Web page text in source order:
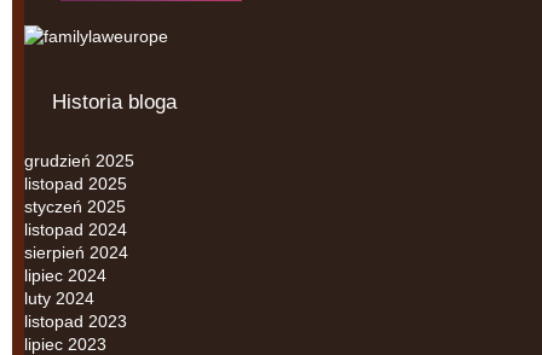
Historia bloga
grudzień 2025
listopad 2025
styczeń 2025
listopad 2024
sierpień 2024
lipiec 2024
luty 2024
listopad 2023
lipiec 2023